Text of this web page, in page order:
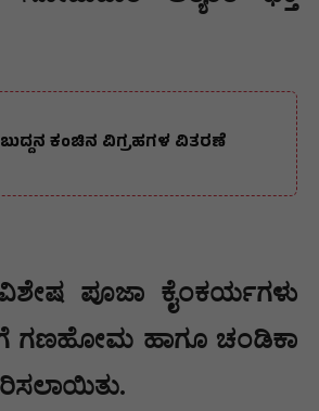
ಕಂಚಿನ ವಿಗ್ರಹಗಳ ವಿತರಣೆ
ಪೂಜಾ ಕೈಂಕರ್ಯಗಳು
ಗಣಹೋಮ ಹಾಗೂ ಚಂಡಿಕಾ